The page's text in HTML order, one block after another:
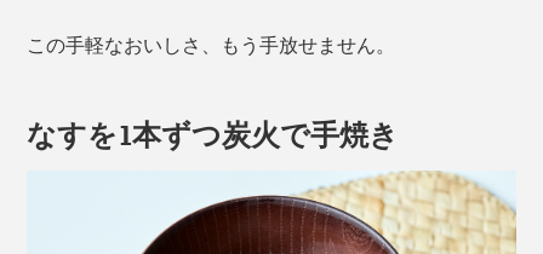
この手軽なおいしさ、もう手放せません。
なすを1本ずつ炭火で手焼き